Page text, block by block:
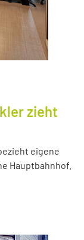
zieht
eigene
Hauptbahnhof.